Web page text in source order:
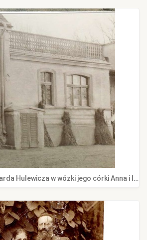
Przed domem Edwarda Hulewicza w wózki jego córki Anna i Irena, 1904 r.